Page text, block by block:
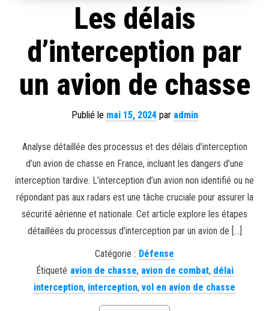
Les délais
d’interception par
un avion de chasse
Publié le mai 15, 2024par admin
Analyse détaillée des processus et des délais d’interception
d’un avion de chasse en France, incluant les dangers d’une
interception tardive. L’interception d’un avion non identifié ou ne
répondant pas aux radars est une tâche cruciale pour assurer la
sécurité aérienne et nationale. Cet article explore les étapes
détaillées du processus d’interception par un avion de […]
Catégorie : Défense
Étiqueté avion de chasse, avion de combat, délai
interception, interception, vol en avion de chasse